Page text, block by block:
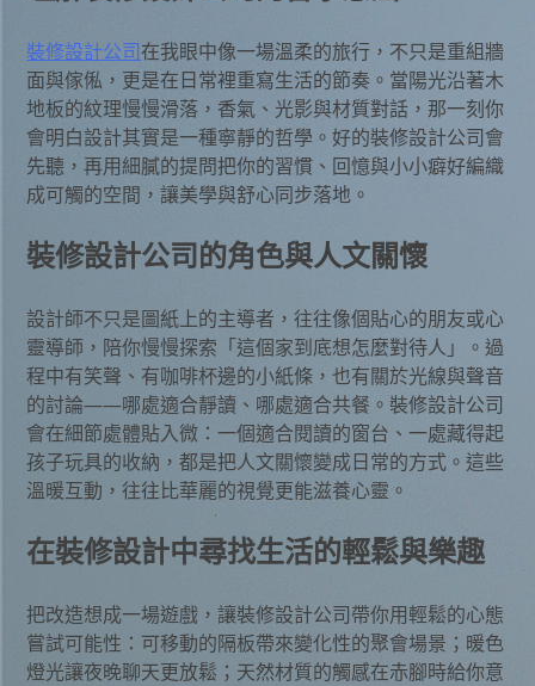
裝修設計公司在我眼中像一場溫柔的旅行，不只是重組牆
面與傢俬，更是在日常裡重寫生活的節奏。當陽光沿著木
地板的紋理慢慢滑落，香氣、光影與材質對話，那一刻你
會明白設計其實是一種寧靜的哲學。好的裝修設計公司會
先聽，再用細膩的提問把你的習慣、回憶與小小癖好編織
成可觸的空間，讓美學與舒心同步落地。
裝修設計公司的角色與人文關懷
設計師不只是圖紙上的主導者，往往像個貼心的朋友或心
靈導師，陪你慢慢探索「這個家到底想怎麼對待人」。過
程中有笑聲、有咖啡杯邊的小紙條，也有關於光線與聲音
的討論——哪處適合靜讀、哪處適合共餐。裝修設計公司
會在細節處體貼入微：一個適合閱讀的窗台、一處藏得起
孩子玩具的收納，都是把人文關懷變成日常的方式。這些
溫暖互動，往往比華麗的視覺更能滋養心靈。
在裝修設計中尋找生活的輕鬆與樂趣
把改造想成一場遊戲，讓裝修設計公司帶你用輕鬆的心態
嘗試可能性：可移動的隔板帶來變化性的聚會場景；暖色
燈光讓夜晚聊天更放鬆；天然材質的觸感在赤腳時給你意